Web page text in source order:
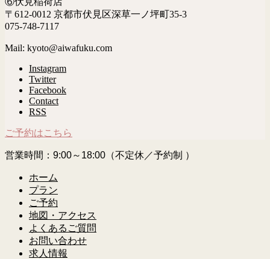
〒612-0012 京都市伏見区深草一ノ坪町35-3
075-748-7117
Mail: kyoto@aiwafuku.com
Instagram
Twitter
Facebook
Contact
RSS
ご予約はこちら
営業時間：9:00～18:00（不定休／予約制 ）
ホーム
プラン
ご予約
地図・アクセス
よくあるご質問
お問い合わせ
求人情報